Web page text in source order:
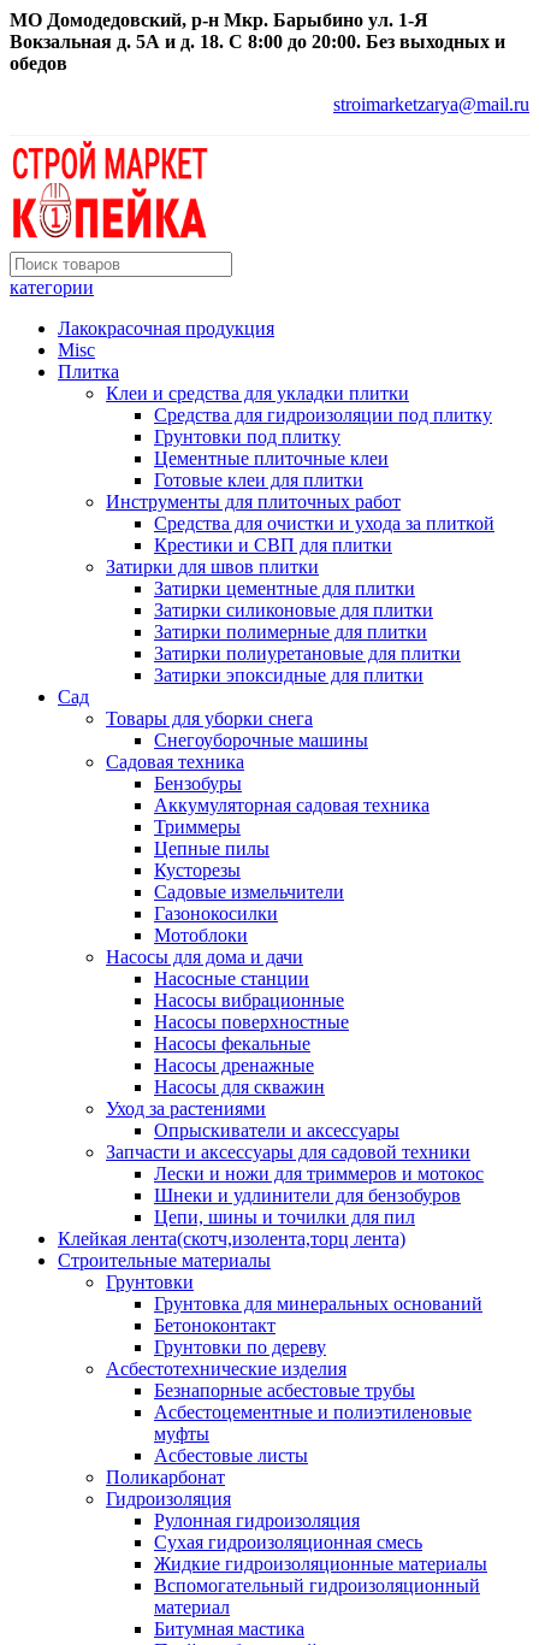
МО Домодедовский, р-н Мкр. Барыбино ул. 1-Я
Вокзальная д. 5А и д. 18. С 8:00 до 20:00. Без выходных и
обедов
stroimarketzarya@mail.ru
категории
Лакокрасочная продукция
Misc
Плитка
Клеи и средства для укладки плитки
Средства для гидроизоляции под плитку
Грунтовки под плитку
Цементные плиточные клеи
Готовые клеи для плитки
Инструменты для плиточных работ
Средства для очистки и ухода за плиткой
Крестики и СВП для плитки
Затирки для швов плитки
Затирки цементные для плитки
Затирки силиконовые для плитки
Затирки полимерные для плитки
Затирки полиуретановые для плитки
Затирки эпоксидные для плитки
Сад
Товары для уборки снега
Снегоуборочные машины
Садовая техника
Бензобуры
Аккумуляторная садовая техника
Триммеры
Цепные пилы
Кусторезы
Садовые измельчители
Газонокосилки
Мотоблоки
Насосы для дома и дачи
Насосные станции
Насосы вибрационные
Насосы поверхностные
Насосы фекальные
Насосы дренажные
Насосы для скважин
Уход за растениями
Опрыскиватели и аксессуары
Запчасти и аксессуары для садовой техники
Лески и ножи для триммеров и мотокос
Шнеки и удлинители для бензобуров
Цепи, шины и точилки для пил
Клейкая лента(скотч,изолента,торц лента)
Строительные материалы
Грунтовки
Грунтовка для минеральных оснований
Бетоноконтакт
Грунтовки по дереву
Асбестотехнические изделия
Безнапорные асбестовые трубы
Асбестоцементные и полиэтиленовые
муфты
Асбестовые листы
Поликарбонат
Гидроизоляция
Рулонная гидроизоляция
Сухая гидроизоляционная смесь
Жидкие гидроизоляционные материалы
Вспомогательный гидроизоляционный
материал
Битумная мастика